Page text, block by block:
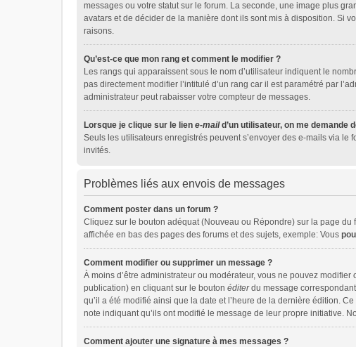
messages ou votre statut sur le forum. La seconde, une image plus
avatars et de décider de la manière dont ils sont mis à disposition. Si
raisons.
Qu’est-ce que mon rang et comment le modifier ?
Les rangs qui apparaissent sous le nom d’utilisateur indiquent le
pas directement modifier l’intitulé d’un rang car il est paramétré par
administrateur peut rabaisser votre compteur de messages.
Lorsque je clique sur le lien e-maild’un utilisateur, on me demande
Seuls les utilisateurs enregistrés peuvent s’envoyer des e-mails via
invités.
Problèmes liés aux envois de messages
Comment poster dans un forum ?
Cliquez sur le bouton adéquat (Nouveau ou Répondre) sur la page
affichée en bas des pages des forums et des sujets, exemple: Vous
Comment modifier ou supprimer un message ?
À moins d’être administrateur ou modérateur, vous ne pouvez
publication) en cliquant sur le bouton éditerdu message
qu’il a été modifié ainsi que la date et l’heure de la dernière édition.
note indiquant qu’ils ont modifié le message de leur propre initiative.
Comment ajouter une signature à mes messages ?